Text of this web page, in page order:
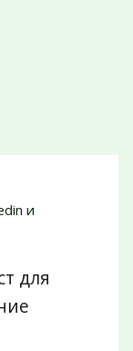
и
для